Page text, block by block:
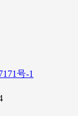
号-1